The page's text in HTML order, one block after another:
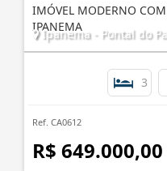
IMÓVEL MODERNO
IPANEMA
Ipanema - Pontal do
3
Ref. CA0612
R$ 649.000,00